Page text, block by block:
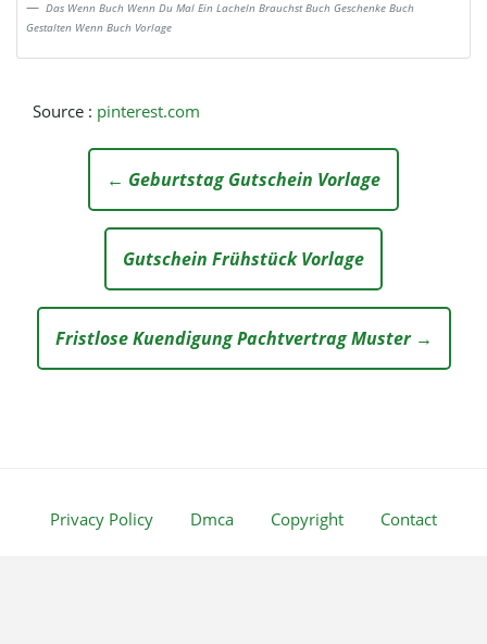
Das Wenn Buch Wenn Du Mal Ein Lacheln Brauchst Buch Geschenke Buch
Gestalten Wenn Buch Vorlage
Source : pinterest.com
← Geburtstag Gutschein Vorlage
Gutschein Frühstück Vorlage
Fristlose Kuendigung Pachtvertrag Muster →
Privacy Policy Dmca Copyright Contact